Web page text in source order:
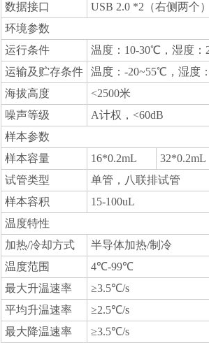
数据接口
USB 2.0 *2（右侧两个）
环境参数
运行条件
温度：10-30℃，湿度：
运输及贮存条件
温度：-20~55℃，湿度
海拔高度
<2500米
噪声等级
A计权，<60dB
样本参数
样本容量
16*0.2mL 32*0.2mL
试管类型
单管，八联排试管
样本容积
15-100uL
温度特性
加热/冷却方式
半导体加热/制冷
温度范围
4℃-99℃
最大升温速率
≥3.5℃/s
平均升温速率
≥2.5℃/s
最大降温速率
≥3.5℃/s